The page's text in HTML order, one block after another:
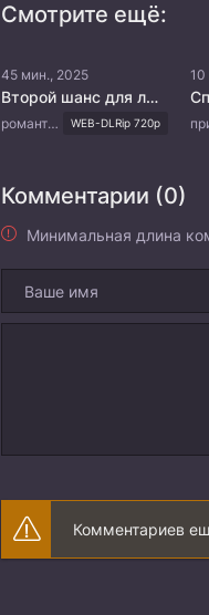
Смотрите ещё:
45 мин., 2025
Второй шанс для любви
романтика WEB-DLRip 720p
10
Комментарии (0)
Минимальная длина
Комментариев